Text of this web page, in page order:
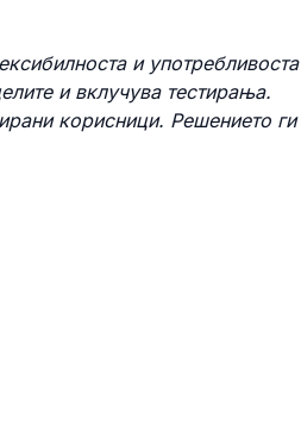
и употребливоста
и вклучува тестирања.
корисници. Решението ги